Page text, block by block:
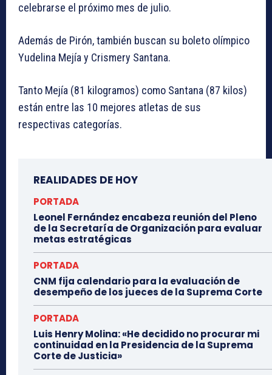
celebrarse el próximo mes de julio.
Además de Pirón, también buscan su boleto olímpico
Yudelina Mejía y Crismery Santana.
Tanto Mejía (81 kilogramos) como Santana (87 kilos)
están entre las 10 mejores atletas de sus
respectivas categorías.
REALIDADES DE HOY
PORTADA
Leonel Fernández encabeza reunión del Pleno
de la Secretaría de Organización para evaluar
metas estratégicas
PORTADA
CNM fija calendario para la evaluación de
desempeño de los jueces de la Suprema Corte
PORTADA
Luis Henry Molina: «He decidido no procurar mi
continuidad en la Presidencia de la Suprema
Corte de Justicia»